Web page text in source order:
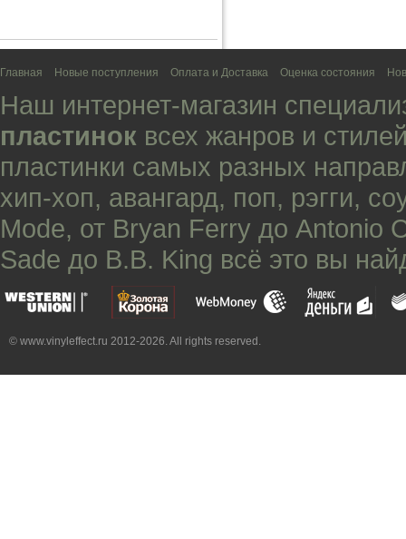
Главная Новые поступления Оплата и Доставка Оценка состояния
Наш интернет-магазин
пластинок всех жанров и
пластинки самых разных
хип-хоп, авангард, поп, рэгги,
Mode, от Bryan Ferry до Antonio
Sade до B.B. King всё это вы
© www.vinyleffect.ru 2012-2026. All rights reserved.